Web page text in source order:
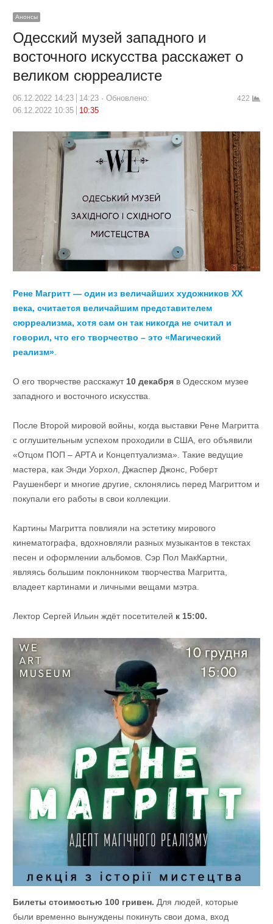
Анонсы
Одесский музей западного и
восточного искусства расскажет о
великом сюрреалисте
06.12.2022 14:23 14:23
Обновлено:
06.12.2022 10:35
10:35
422
Рене Магритт — один из величайших художников ХХ
века, считается величайшим представителем
сюрреализма, хотя сам он так никогда не считал и
говорил, что его творчество – это «Магический
реализм».
О его творчестве расскажут 10 декабряв Одесском музее
западного и восточного искусства.
После Второй мировой войны, когда выставки Рене Магритта
с оглушительным успехом проходили в США, его объявили
«Отцом ПОП – АРТА и Концептуализма». Такие ведущие
мастера, как Энди Уорхол, Джаспер Джонс, Роберт
Раушенберг и многие другие, склонялись перед Магриттом и
покупали его работы в свои коллекции.
Картины Магритта повлияли на эстетику мирового
кинематографа, вдохновляли разных музыкантов в текстах
песен и оформлении альбомов. Сэр Пол МакКартни,
являясь большим поклонником творчества Магритта,
владеет картинами и личными вещами мэтра.
Лектор Сергей Ильин ждёт посетителей к 15:00.
Билеты стоимостью 100 гривен. Для людей, которые
были временно вынуждены покинуть свои дома, вход